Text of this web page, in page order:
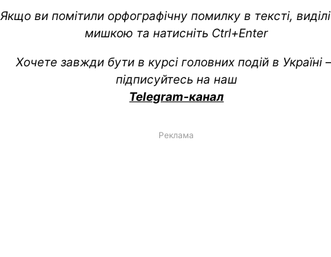
Якщо ви помітили орфографічну помилку в тексті,
мишкою та натисніть Ctrl+Enter
Хочете завжди бути в курсі головних подій в Україні
підписуйтесь на наш
Telegram-канал
Реклама